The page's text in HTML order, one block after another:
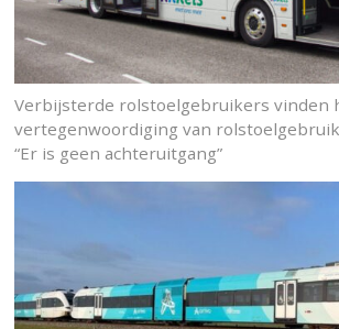
Verbijsterde rolstoelgebruikers vinden
vertegenwoordiging van
“Er is geen achteruitgang”